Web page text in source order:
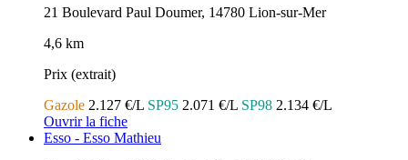
21 Boulevard Paul Doumer, 14780 Lion-sur-Mer
4,6 km
Prix (extrait)
Gazole 2.127 €/L SP95 2.071 €/L SP98 2.134 €/L
Ouvrir la fiche
Esso - Esso Mathieu